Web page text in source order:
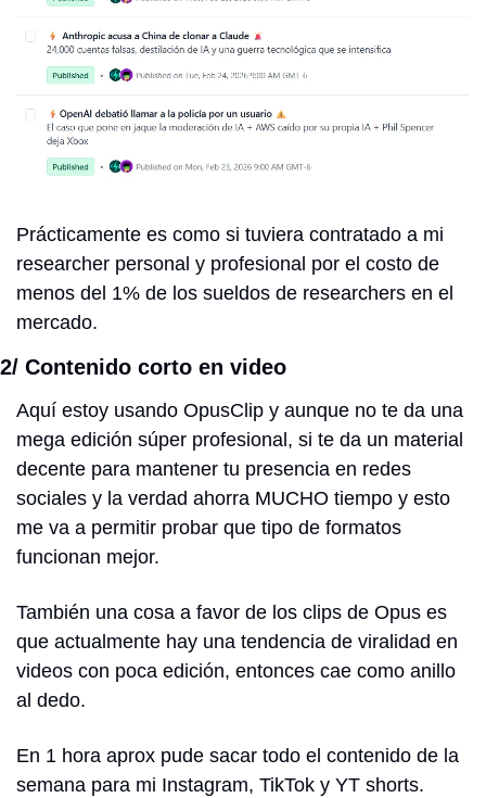
Prácticamente es como si tuviera contratado a mi
researcher personal y profesional por el costo de
menos del 1% de los sueldos de researchers en el
mercado.
2/ Contenido corto en video
Aquí estoy usando OpusClip y aunque no te da una
mega edición súper profesional, si te da un material
decente para mantener tu presencia en redes
sociales y la verdad ahorra MUCHO tiempo y esto
me va a permitir probar que tipo de formatos
funcionan mejor.
También una cosa a favor de los clips de Opus es
que actualmente hay una tendencia de viralidad en
videos con poca edición, entonces cae como anillo
al dedo.
En 1 hora aprox pude sacar todo el contenido de la
semana para mi Instagram, TikTok y YT shorts.